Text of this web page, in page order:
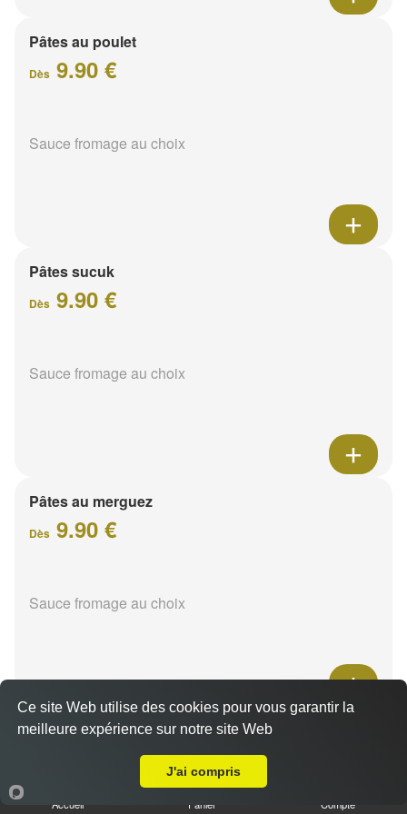
Pâtes au poulet
Dès 9.90 €
Sauce fromage au choix
Pâtes sucuk
Dès 9.90 €
Sauce fromage au choix
Pâtes au merguez
Dès 9.90 €
Sauce fromage au choix
Pâtes au jambon
Accueil Panier Compte
Ce site Web utilise des cookies pour vous garantir la
meilleure expérience sur notre site Web
J'ai compris